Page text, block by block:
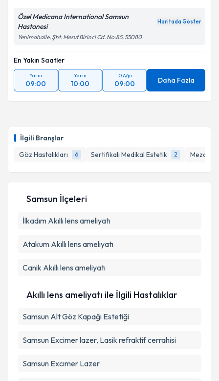
İlgili Branşlar
Göz Hastalıkları
6 Sertifikalı Medikal Estetik 2
Özel Medicana International Samsun
Hastanesi
Haritada Göster
Yenimahalle, Şht. Mesut Birinci Cd. No:85, 55080
En Yakın Saatler
Yarın
09:00
Yarın
10:00
10 Ağu
09:00 Daha Fazla
Samsun İlçeleri
İlkadım Akıllı lens ameliyatı
Atakum Akıllı lens ameliyatı
Canik Akıllı lens ameliyatı
Akıllı lens ameliyatı ile İlgili Hastalıklar
Samsun Alt Göz Kapağı Estetiği
Samsun Excimer lazer, Lasik refraktif cerrahisi
Samsun Excımer Lazer